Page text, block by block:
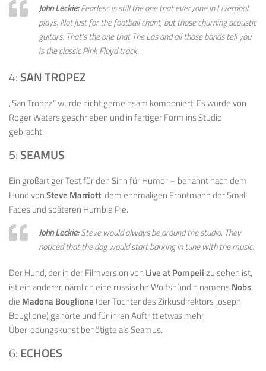
John Leckie:Fearlessis still the one that everyone in Liverpool
plays. Not just for the football chant, but those churning acoustic
guitars. That’s the one that The Las and all those bands tell you
is the classic Pink Floyd track.
4:SAN TROPEZ
„San Tropez“ wurde nicht gemeinsam komponiert. Es wurde von
Roger Waters geschrieben und in fertiger Form ins Studio
gebracht.
5:SEAMUS
Ein großartiger Test für den Sinn für Humor – benannt nach dem
Hund vonSteve Marriott, dem ehemaligen Frontmann der Small
Faces und späteren Humble Pie.
John Leckie:Steve would always be around the studio. They
noticed that the dog would start barking in tune with the music.
Der Hund, der in der Filmversion von Live at Pompeiizu sehen ist,
ist ein anderer, nämlich eine russische Wolfshündin namensNobs,
die Madona Bouglione(der Tochter des Zirkusdirektors Joseph
Bouglione) gehörte und für ihren Auftritt etwas mehr
Überredungskunst benötigte als Seamus.
6:ECHOES